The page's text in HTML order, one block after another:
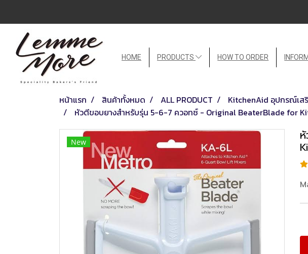
HOME PRODUCTS HOW TO ORDER
หน้าแรก สินค้าทั้งหมด ALL PRODUCT
KitchenAid อุปกรณ์เส
หัวตีขอบยางสำหรับรุ่น 5-6-7 ควอทซ์ - Original BeaterBlade for
New